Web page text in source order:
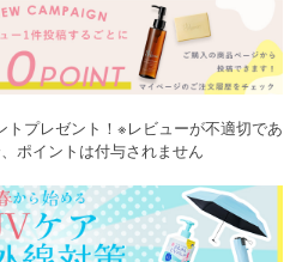
トプレゼント！※レビューが不適切であ
ポイントは付与されません